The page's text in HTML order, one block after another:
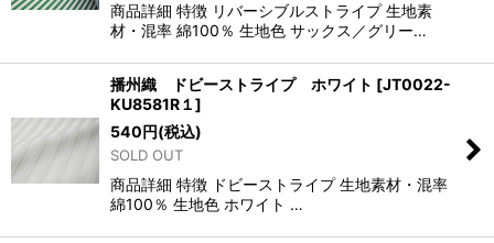
商品詳細 特徴 リバーシブルストライプ 生地素
材・混率 綿100％ 生地色 サックス／グリー…
播州織 ドビーストライプ ホワイト [JT0022-
KU8581R１]
540円(税込)
SOLD OUT
商品詳細 特徴 ドビーストライプ 生地素材・混率
綿100％ 生地色 ホワイト …